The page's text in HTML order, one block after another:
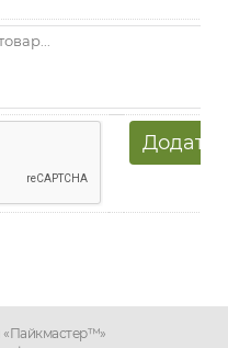
«Пайкмастер™»